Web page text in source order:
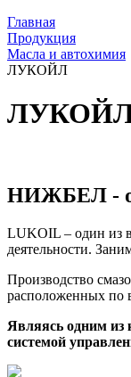
Главная
Продукция
Масла и автохимия
ЛУКОЙЛ
НИЖБЕЛ -
LUKOIL – один из
деятельности.
Производство
расположенных по
Являясь одним из
системой